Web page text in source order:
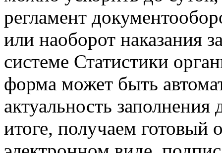
регламент
или наоборот наказания
системе Статистики
форма может быть
актуальность
итоге, получаем готовый